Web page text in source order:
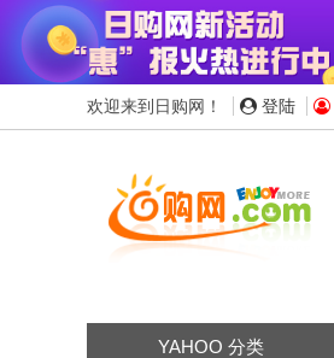
欢迎来到日购网！ 登陆
YAHOO 分类